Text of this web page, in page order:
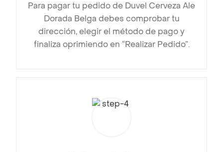
Para pagar tu pedido de Duvel Cerveza Ale
Dorada Belga debes comprobar tu
dirección, elegir el método de pago y
finaliza oprimiendo en “Realizar Pedido”.